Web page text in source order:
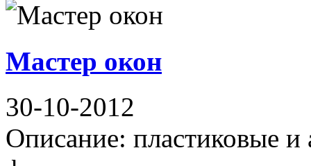
Мастер окон
30-10-2012
Описание: пластиковые